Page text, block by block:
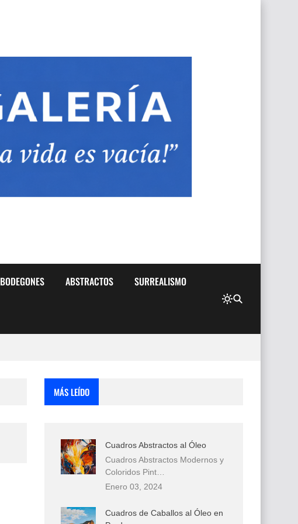
BODEGONES ABSTRACTOS SURREALISMO
MÁS LEÍDO
Cuadros Abstractos al Óleo
Cuadros Abstractos Modernos y
Coloridos Pint…
Enero 03, 2024
Cuadros de Caballos al Óleo en